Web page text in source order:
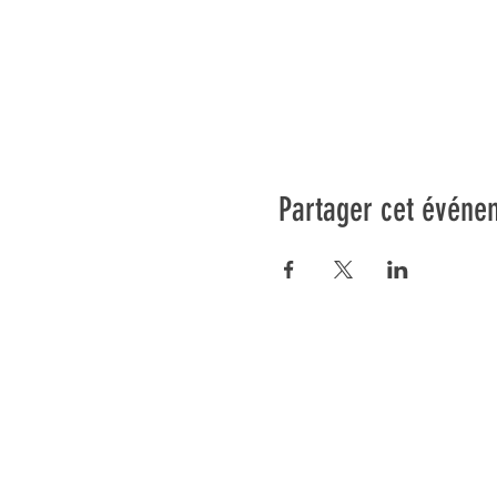
Partager cet